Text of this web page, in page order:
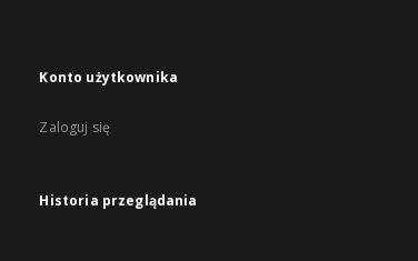
Konto użytkownika
Zaloguj się
Historia przeglądania